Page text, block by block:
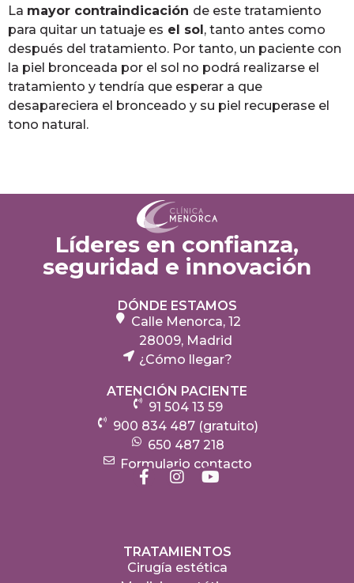
La mayor contraindicación de este tratamiento
para quitar un tatuaje es el sol , tanto antes como
después del tratamiento. Por tanto, un paciente con
la piel bronceada por el sol no podrá realizarse el
tratamiento y tendría que esperar a que
desapareciera el bronceado y su piel recuperase el
tono natural.
Líderes en confianza,
seguridad e innovación
DÓNDE ESTAMOS
Calle Menorca, 12
28009, Madrid
¿Cómo llegar?
ATENCIÓN PACIENTE
91 504 13 59
900 834 487 (gratuito)
650 487 218
Formulario contacto
TRATAMIENTOS
Cirugía estética